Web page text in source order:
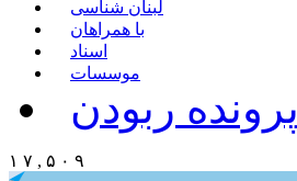
لبنان شناسی
با همراهان
اسناد
موسسات
پرونده ربودن
۱ ۷ , ۵ ۰ ۹